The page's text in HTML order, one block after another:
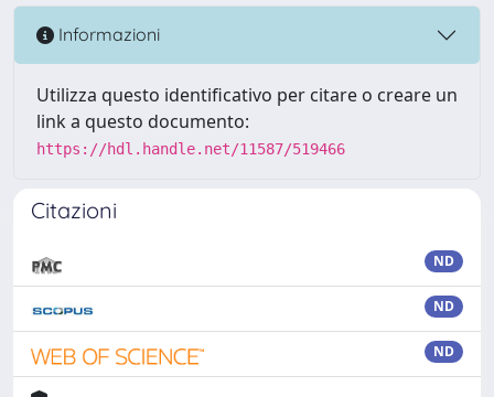
Informazioni
Utilizza questo identificativo per citare o creare un
link a questo documento:
https://hdl.handle.net/11587/519466
Citazioni
ND
ND
ND